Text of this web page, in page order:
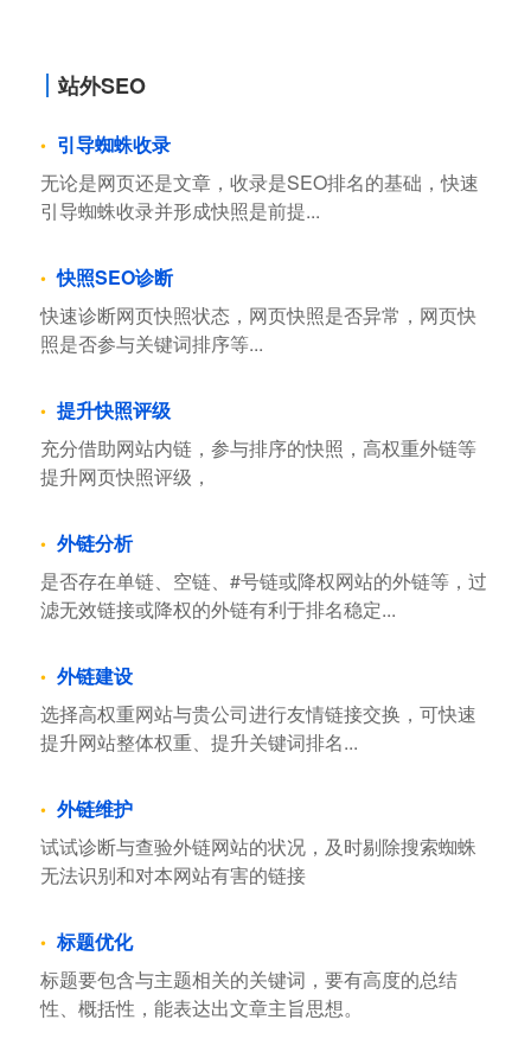
站外SEO
引导蜘蛛收录
无论是网页还是文章，收录是SEO排名的基础，快速
引导蜘蛛收录并形成快照是前提...
快照SEO诊断
快速诊断网页快照状态，网页快照是否异常，网页快
照是否参与关键词排序等...
提升快照评级
充分借助网站内链，参与排序的快照，高权重外链等
提升网页快照评级，
外链分析
是否存在单链、空链、#号链或降权网站的外链等，过
滤无效链接或降权的外链有利于排名稳定...
外链建设
选择高权重网站与贵公司进行友情链接交换，可快速
提升网站整体权重、提升关键词排名...
外链维护
试试诊断与查验外链网站的状况，及时剔除搜索蜘蛛
无法识别和对本网站有害的链接
标题优化
标题要包含与主题相关的关键词，要有高度的总结
性、概括性，能表达出文章主旨思想。